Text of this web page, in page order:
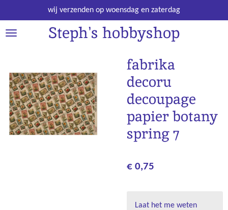
direct
naar
Steph's hobbyshop
wij verzenden op woensdag en zaterdag
fabrika
decoru
decoupage
papier botany
spring 7
€ 0,75
Laat het me weten